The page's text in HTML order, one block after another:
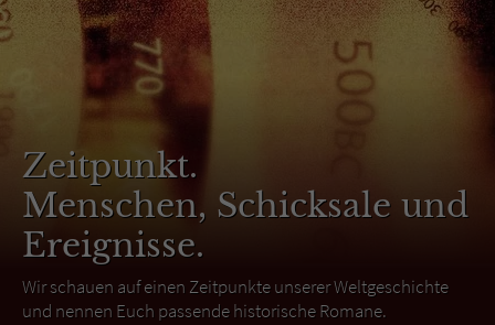
Zeitpunkt.
Menschen, Schicksale und
Ereignisse.
Wir schauen auf einen Zeitpunkte unserer Weltgeschichte
und nennen Euch passende historische Romane.